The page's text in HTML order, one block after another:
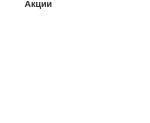
Акции